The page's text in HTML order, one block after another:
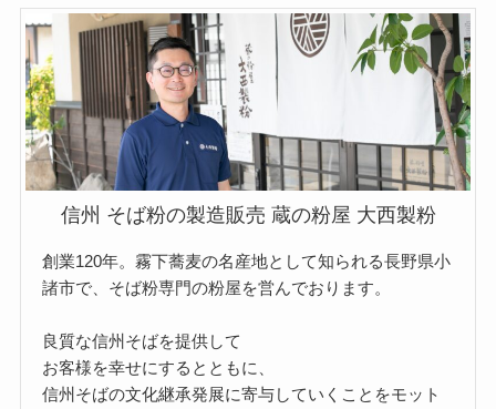
信州 そば粉の製造販売 蔵の粉屋 大西製粉
創業120年。霧下蕎麦の名産地として知られる長野県小
諸市で、そば粉専門の粉屋を営んでおります。
良質な信州そばを提供して
お客様を幸せにするとともに、
信州そばの文化継承発展に寄与していくことをモット